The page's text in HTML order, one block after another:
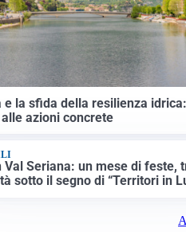
e la sfida della resilienza
azioni concrete
Val Seriana: un mese di feste,
sotto il segno di “Territori in